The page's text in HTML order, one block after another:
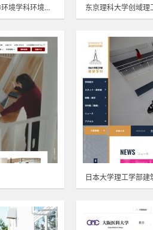
县立广岛大学生物资源科学部生命环境学科环境科学课程 东京理科大学创域
日本大学理工学部建